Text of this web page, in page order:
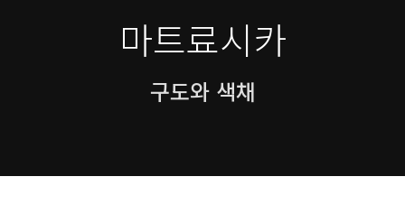
마트료시카
구도와 색채